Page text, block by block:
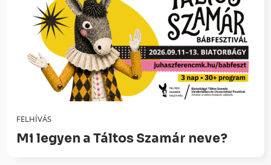
FELHÍVÁS
Mi legyen a Táltos Szamár neve?